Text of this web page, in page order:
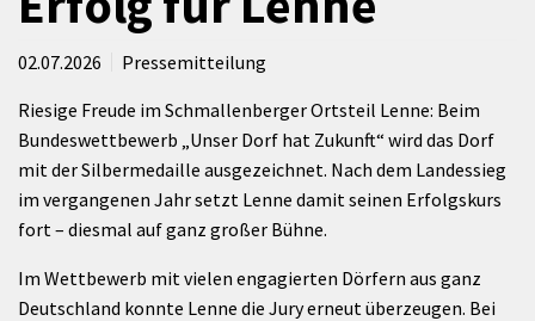
02.07.2026
Pressemitteilung
Riesige Freude im Schmallenberger Ortsteil Lenne: Beim
Bundeswettbewerb „Unser Dorf hat Zukunft“ wird das Dorf
mit der Silbermedaille ausgezeichnet. Nach dem Landessieg
im vergangenen Jahr setzt Lenne damit seinen Erfolgskurs
fort – diesmal auf ganz großer Bühne.
Im Wettbewerb mit vielen engagierten Dörfern aus ganz
Deutschland konnte Lenne die Jury erneut überzeugen. Bei